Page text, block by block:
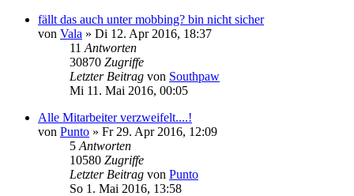
fällt das auch unter mobbing? bin nicht sicher
von Vala » Di 12. Apr 2016, 18:37
11 Antworten
30870 Zugriffe
Letzter Beitrag von Southpaw
Mi 11. Mai 2016, 00:05
Alle Mitarbeiter verzweifelt....!
von Punto » Fr 29. Apr 2016, 12:09
5 Antworten
10580 Zugriffe
Letzter Beitrag von Punto
So 1. Mai 2016, 13:58